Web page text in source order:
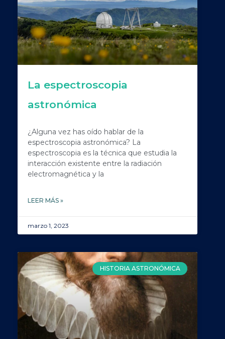
La espectroscopia
astronómica
¿Alguna vez has oído hablar de la
espectroscopia astronómica? La
espectroscopia es la técnica que estudia la
interacción existente entre la radiación
electromagnética y la
LEER MÁS »
marzo 1, 2023
HISTORIA ASTRONÓMICA